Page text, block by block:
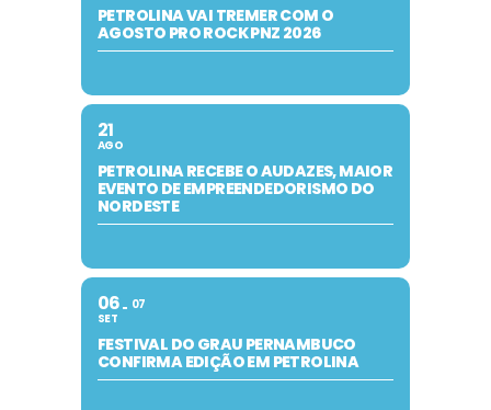
PETROLINA VAI TREMER COM O
AGOSTO PRO ROCK PNZ 2026
21
AGO
PETROLINA RECEBE O AUDAZES, MAIOR
EVENTO DE EMPREENDEDORISMO DO
NORDESTE
06
SET
07
FESTIVAL DO GRAU PERNAMBUCO
CONFIRMA EDIÇÃO EM PETROLINA